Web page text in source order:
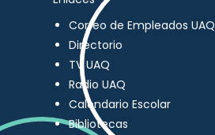
Correo de Empleados UAQ
Directorio
TV UAQ
Radio UAQ
Calendario Escolar
Bibliotecas